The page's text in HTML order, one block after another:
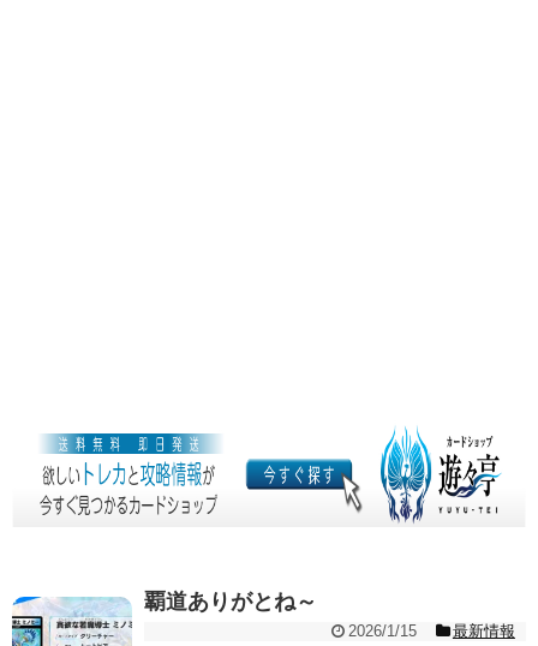
覇道ありがとね～
2026/1/15
最新情報